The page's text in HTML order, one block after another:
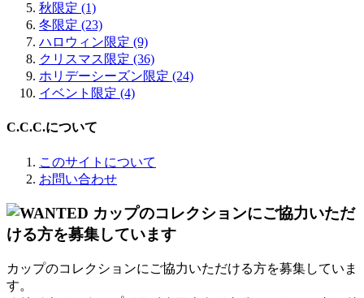
秋限定 (1)
冬限定 (23)
ハロウィン限定 (9)
クリスマス限定 (36)
ホリデーシーズン限定 (24)
イベント限定 (4)
C.C.C.について
このサイトについて
お問い合わせ
カップのコレクションにご協力いただける方を募集していま
す。